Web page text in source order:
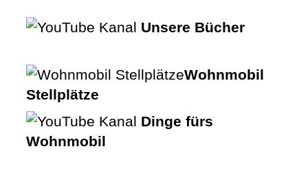
Unsere Bücher
Wohnmobil
Stellplätze
Dinge fürs
Wohnmobil